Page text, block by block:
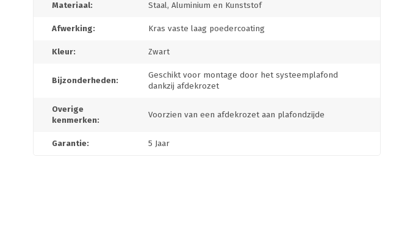
Materiaal: Staal, Aluminium en Kunststof
Afwerking: Kras vaste laag poedercoating
Kleur: Zwart
Bijzonderheden:
Geschikt voor montage door het systeemplafond
dankzij afdekrozet
Overige
kenmerken:
Voorzien van een afdekrozet aan plafondzijde
Garantie: 5 Jaar